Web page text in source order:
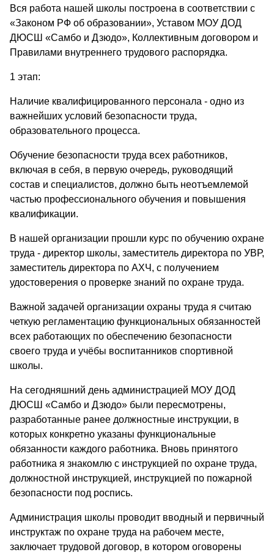
Вся работа нашей школы построена в соответствии с
«Законом РФ об образовании», Уставом МОУ ДОД
ДЮСШ «Самбо и Дзюдо», Коллективным договором и
Правилами внутреннего трудового распорядка.
1 этап:
Наличие квалифицированного персонала - одно из
важнейших условий безопасности труда,
образовательного процесса.
Обучение безопасности труда всех работников,
включая в себя, в первую очередь, руководящий
состав и специалистов, должно быть неотъемлемой
частью профессионального обучения и повышения
квалификации.
В нашей организации прошли курс по обучению охране
труда - директор школы, заместитель директора по УВР,
заместитель директора по АХЧ, с получением
удостоверения о проверке знаний по охране труда.
Важной задачей организации охраны труда я считаю
четкую регламентацию функциональных обязанностей
всех работающих по обеспечению безопасности
своего труда и учёбы воспитанников спортивной
школы.
На сегодняшний день администрацией МОУ ДОД
ДЮСШ «Самбо и Дзюдо» были пересмотрены,
разработанные ранее должностные инструкции, в
которых конкретно указаны функциональные
обязанности каждого работника. Вновь принятого
работника я знакомлю с инструкцией по охране труда,
должностной инструкцией, инструкцией по пожарной
безопасности под роспись.
Администрация школы проводит вводный и первичный
инструктаж по охране труда на рабочем месте,
заключает трудовой договор, в котором оговорены